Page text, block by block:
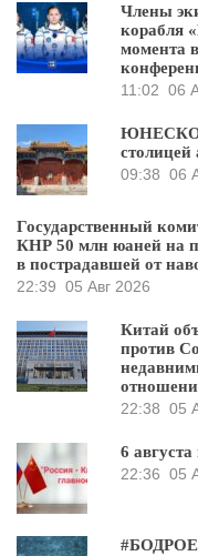
Члены
корабля
момента
11:02 06
ЮНЕСКО
столицей
09:38 06
Государственный
КНР 50 млн юаней на
в пострадавшей от
22:39 05 Авг 2026
Китай
против
22:38 05
6
22:36 05